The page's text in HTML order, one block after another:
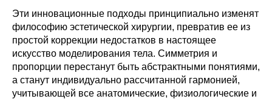
Эти инновационные подходы принципиально изменят
философию эстетической хирургии, превратив ее из
простой коррекции недостатков в настоящее
искусство моделирования тела. Симметрия и
пропорции перестанут быть абстрактными понятиями,
а станут индивидуально рассчитанной гармонией,
учитывающей все анатомические, физиологические и